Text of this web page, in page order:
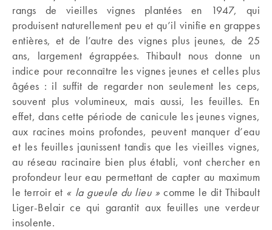
rangs de vieilles vignes plantées en 1947, qui
produisent naturellement peu et qu’il vinifie en grappes
entières, et de l’autre des vignes plus jeunes, de 25
ans, largement égrappées. Thibault nous donne un
indice pour reconnaître les vignes jeunes et celles plus
âgées : il suffit de regarder non seulement les ceps,
souvent plus volumineux, mais aussi, les feuilles. En
effet, dans cette période de canicule les jeunes vignes,
aux racines moins profondes, peuvent manquer d’eau
et les feuilles jaunissent tandis que les vieilles vignes,
au réseau racinaire bien plus établi, vont chercher en
profondeur leur eau permettant de capter au maximum
le terroir et « la gueule du lieu » comme le dit Thibault
Liger-Belair ce qui garantit aux feuilles une verdeur
insolente.